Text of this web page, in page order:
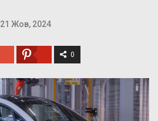
21 Жов, 2024
0